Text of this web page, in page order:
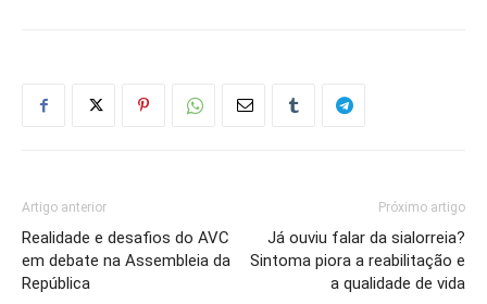
Artigo anterior
Realidade e desafios do AVC
em debate na Assembleia da
República
Próximo artigo
Já ouviu falar da sialorreia?
Sintoma piora a reabilitação e
a qualidade de vida